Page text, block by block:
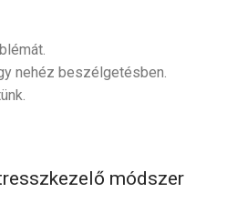
nehéz beszélgetésben.
módszer